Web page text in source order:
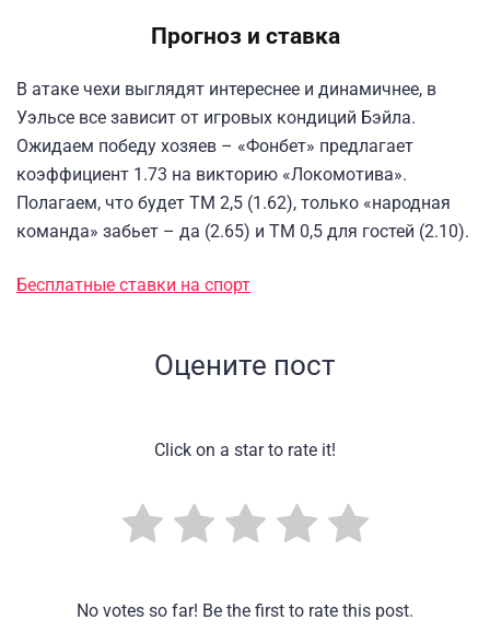
Прогноз и ставка
В атаке чехи выглядят интереснее и динамичнее, в
Уэльсе все зависит от игровых кондиций Бэйла.
Ожидаем победу хозяев – «Фонбет» предлагает
коэффициент 1.73 на викторию «Локомотива».
Полагаем, что будет ТМ 2,5 (1.62), только «народная
команда» забьет – да (2.65) и ТМ 0,5 для гостей (2.10).
Бесплатные ставки на спорт
Оцените пост
Click on a star to rate it!
No votes so far! Be the first to rate this post.